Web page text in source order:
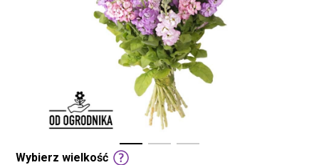
Wybierz wielkość